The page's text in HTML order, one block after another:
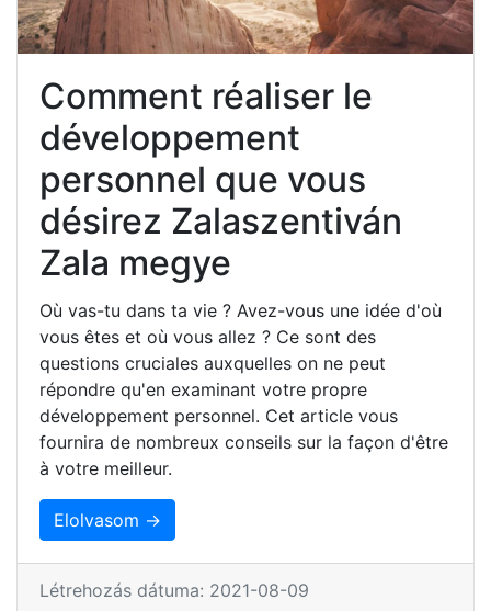
Comment réaliser le
développement
personnel que vous
désirez Zalaszentiván
Zala megye
Où vas-tu dans ta vie ? Avez-vous une idée d'où
vous êtes et où vous allez ? Ce sont des
questions cruciales auxquelles on ne peut
répondre qu'en examinant votre propre
développement personnel. Cet article vous
fournira de nombreux conseils sur la façon d'être
à votre meilleur.
Elolvasom →
Létrehozás dátuma: 2021-08-09